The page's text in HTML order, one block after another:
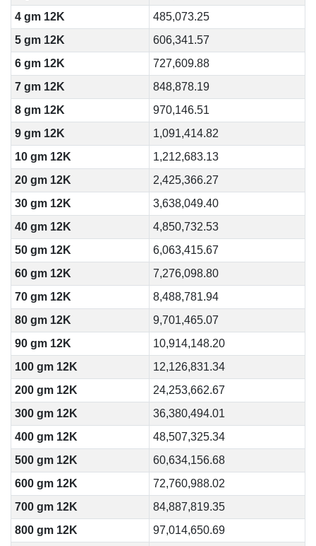
4 gm 12K
485,073.25
5 gm 12K
606,341.57
6 gm 12K
727,609.88
7 gm 12K
848,878.19
8 gm 12K
970,146.51
9 gm 12K
1,091,414.82
10 gm 12K
1,212,683.13
20 gm 12K
2,425,366.27
30 gm 12K
3,638,049.40
40 gm 12K
4,850,732.53
50 gm 12K
6,063,415.67
60 gm 12K
7,276,098.80
70 gm 12K
8,488,781.94
80 gm 12K
9,701,465.07
90 gm 12K
10,914,148.20
100 gm 12K
12,126,831.34
200 gm 12K
24,253,662.67
300 gm 12K
36,380,494.01
400 gm 12K
48,507,325.34
500 gm 12K
60,634,156.68
600 gm 12K
72,760,988.02
700 gm 12K
84,887,819.35
800 gm 12K
97,014,650.69